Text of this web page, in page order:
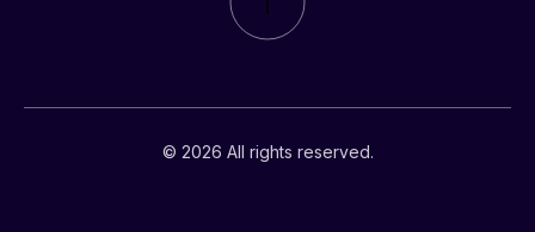
© 2026 All rights reserved.